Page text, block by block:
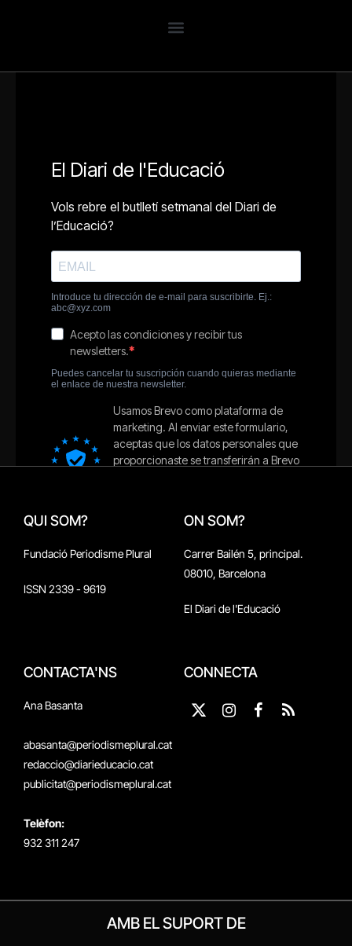
QUI SOM?
Fundació Periodisme Plural
ISSN 2339 - 9619
ON SOM?
Carrer Bailén 5, principal.
08010, Barcelona
El Diari de l'Educació
CONTACTA'NS
Ana Basanta
abasanta@periodismeplural.cat
redaccio@diarieducacio.cat
publicitat@periodismeplural.cat
Telèfon:
932 311 247
CONNECTA
X
Instagram
Facebook
RSS
AMB EL SUPORT DE